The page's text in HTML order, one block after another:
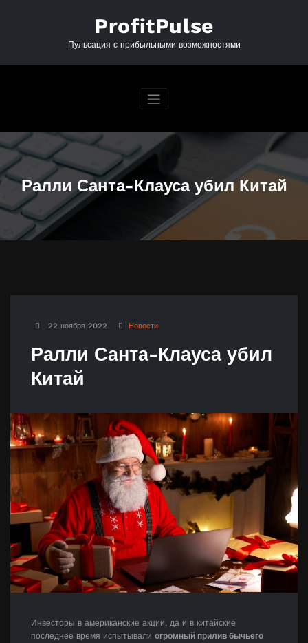
ProfitPulse
Пульсация с прибыльными возможностями
Ралли Санта-Клауса убил Китай
22 ноября 2022 Новости
Ралли Санта-Клауса убил
Китай
Инвесторы в американские акции, да и в китайские
последнее время испытывали огромный прилив бычьего